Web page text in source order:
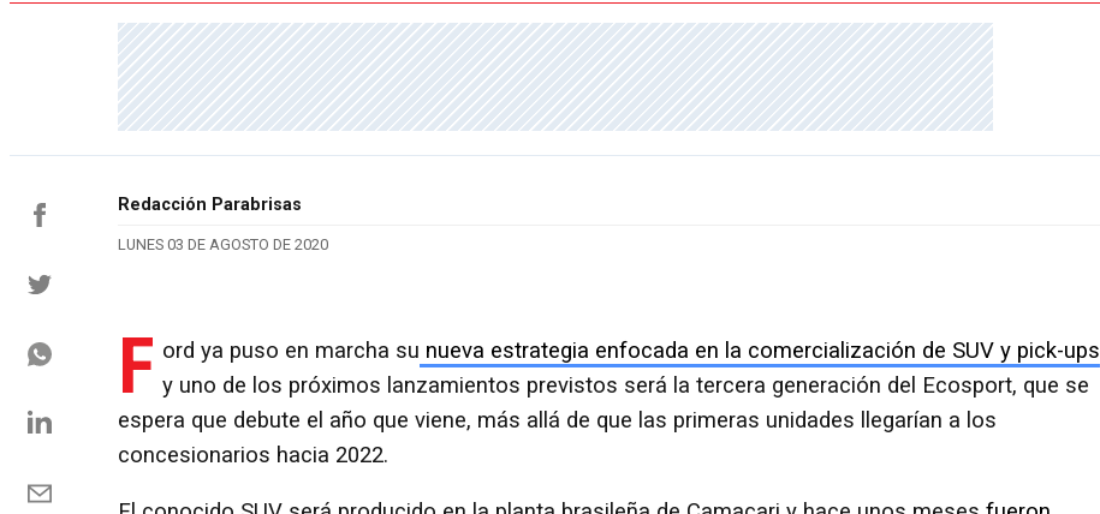
Redacción Parabrisas
LUNES 03 DE AGOSTO DE 2020
F ord ya puso en marcha su nueva estrategia enfocada en la comercialización de SUV y pick-ups
y uno de los próximos lanzamientos previstos será la tercera generación del Ecosport, que se
espera que debute el año que viene, más allá de que las primeras unidades llegarían a los
concesionarios hacia 2022.